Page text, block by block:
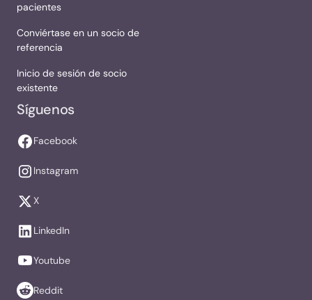
pacientes
Conviértase en un socio de
referencia
Inicio de sesión de socio
existente
Síguenos
Facebook
Instagram
X
LinkedIn
Youtube
Reddit